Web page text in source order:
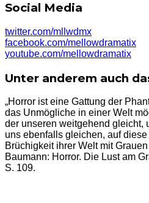
Social Media
twitter.com/mllwdmx
facebook.com/mellowdramatix
youtube.com/mellowdramatix
Unter anderem auch
„Horror ist eine Gattung der
das Unmögliche in einer Welt
der unseren weitgehend gleicht,
uns ebenfalls gleichen, auf
Brüchigkeit ihrer Welt mit
Baumann: Horror. Die Lust am
S. 109.